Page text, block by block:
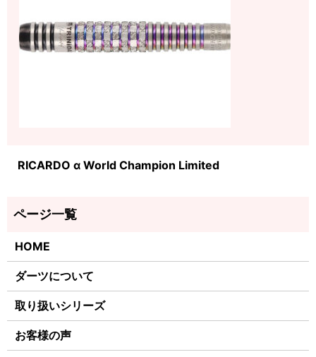
RICARDO α World Champion Limited
HOME
ダーツについて
取り扱いシリーズ
お客様の声